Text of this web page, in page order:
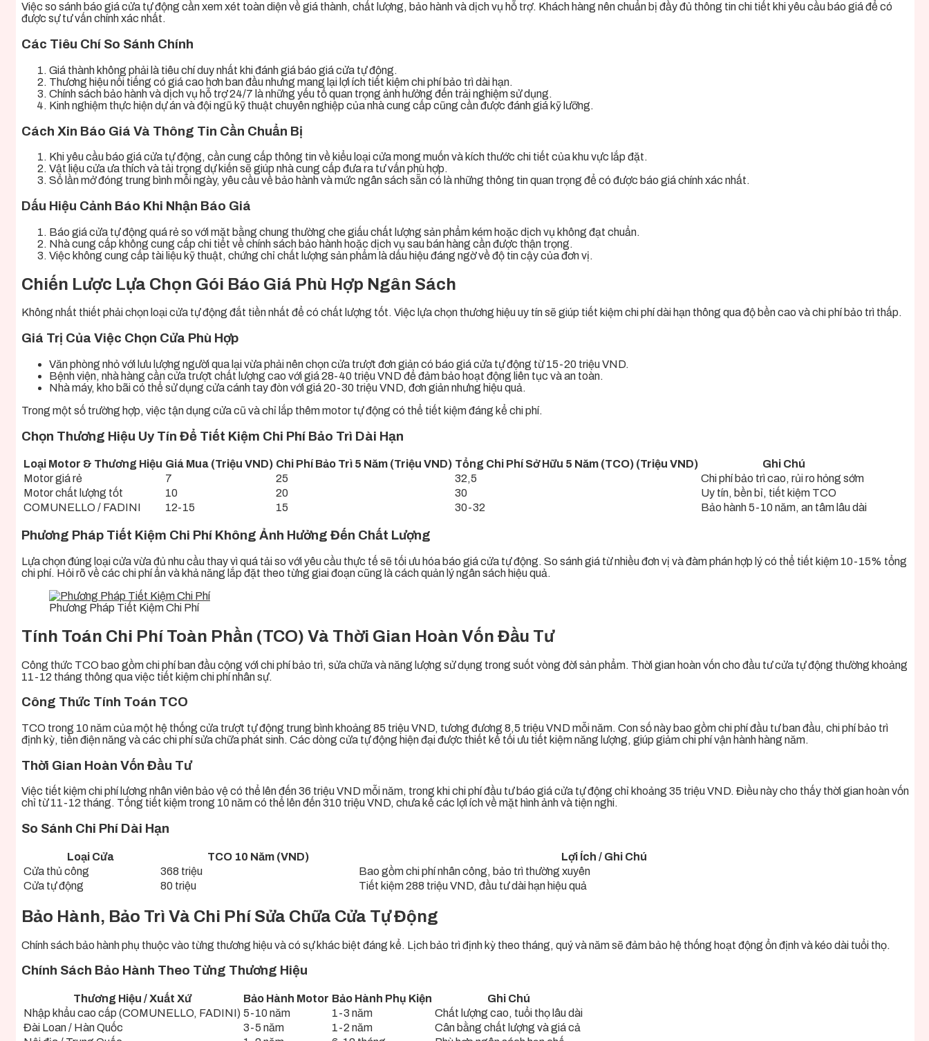
Việc so sánh báo giá cửa tự động cần xem xét toàn diện về giá thành, chất lượng, bảo hành và dịch vụ hỗ trợ. Khách hàng nên chuẩn bị đầy đủ thông tin chi tiết khi yêu cầu báo giá để có
được sự tư vấn chính xác nhất.
Các Tiêu Chí So Sánh Chính
Giá thành không phải là tiêu chí duy nhất khi đánh giá báo giá cửa tự động.
Thương hiệu nổi tiếng có giá cao hơn ban đầu nhưng mang lại lợi ích tiết kiệm chi phí bảo trì dài hạn.
Chính sách bảo hành và dịch vụ hỗ trợ 24/7 là những yếu tố quan trọng ảnh hưởng đến trải nghiệm sử dụng.
Kinh nghiệm thực hiện dự án và đội ngũ kỹ thuật chuyên nghiệp của nhà cung cấp cũng cần được đánh giá kỹ lưỡng.
Cách Xin Báo Giá Và Thông Tin Cần Chuẩn Bị
Khi yêu cầu báo giá cửa tự động, cần cung cấp thông tin về kiểu loại cửa mong muốn và kích thước chi tiết của khu vực lắp đặt.
Vật liệu cửa ưa thích và tải trọng dự kiến sẽ giúp nhà cung cấp đưa ra tư vấn phù hợp.
Số lần mở đóng trung bình mỗi ngày, yêu cầu về bảo hành và mức ngân sách sẵn có là những thông tin quan trọng để có được báo giá chính xác nhất.
Dấu Hiệu Cảnh Báo Khi Nhận Báo Giá
Báo giá cửa tự động quá rẻ so với mặt bằng chung thường che giấu chất lượng sản phẩm kém hoặc dịch vụ không đạt chuẩn.
Nhà cung cấp không cung cấp chi tiết về chính sách bảo hành hoặc dịch vụ sau bán hàng cần được thận trọng.
Việc không cung cấp tài liệu kỹ thuật, chứng chỉ chất lượng sản phẩm là dấu hiệu đáng ngờ về độ tin cậy của đơn vị.
Chiến Lược Lựa Chọn Gói Báo Giá Phù Hợp Ngân Sách
Không nhất thiết phải chọn loại cửa tự động đắt tiền nhất để có chất lượng tốt. Việc lựa chọn thương hiệu uy tín sẽ giúp tiết kiệm chi phí dài hạn thông qua độ bền cao và chi phí bảo trì thấp.
Giá Trị Của Việc Chọn Cửa Phù Hợp
Văn phòng nhỏ với lưu lượng người qua lại vừa phải nên chọn cửa trượt đơn giản có báo giá cửa tự động từ 15-20 triệu VND.
Bệnh viện, nhà hàng cần cửa trượt chất lượng cao với giá 28-40 triệu VND để đảm bảo hoạt động liên tục và an toàn.
Nhà máy, kho bãi có thể sử dụng cửa cánh tay đòn với giá 20-30 triệu VND, đơn giản nhưng hiệu quả.
Trong một số trường hợp, việc tận dụng cửa cũ và chỉ lắp thêm motor tự động có thể tiết kiệm đáng kể chi phí.
Chọn Thương Hiệu Uy Tín Để Tiết Kiệm Chi Phí Bảo Trì Dài Hạn
Loại Motor & Thương Hiệu Giá Mua (Triệu VND) Chi Phí Bảo Trì 5 Năm (Triệu VND) Tổng Chi Phí Sở Hữu 5 Năm (TCO) (Triệu VND)
Ghi Chú
Motor giá rẻ
7 25 32,5
Chi phí bảo trì cao, rủi ro hỏng sớm
Motor chất lượng tốt
10 20 30
Uy tín, bền bỉ, tiết kiệm TCO
COMUNELLO / FADINI
12-15 15 30-32 Bảo hành 5-10 năm, an tâm lâu dài
Phương Pháp Tiết Kiệm Chi Phí Không Ảnh Hưởng Đến Chất Lượng
Lựa chọn đúng loại cửa vừa đủ nhu cầu thay vì quá tải so với yêu cầu thực tế sẽ tối ưu hóa báo giá cửa tự động. So sánh giá từ nhiều đơn vị và đàm phán hợp lý có thể tiết kiệm 10-15% tổng
chi phí. Hỏi rõ về các chi phí ẩn và khả năng lắp đặt theo từng giai đoạn cũng là cách quản lý ngân sách hiệu quả.
Phương Pháp Tiết Kiệm Chi Phí
Tính Toán Chi Phí Toàn Phần (TCO) Và Thời Gian Hoàn Vốn Đầu Tư
Công thức TCO bao gồm chi phí ban đầu cộng với chi phí bảo trì, sửa chữa và năng lượng sử dụng trong suốt vòng đời sản phẩm. Thời gian hoàn vốn cho đầu tư cửa tự động thường khoảng
11-12 tháng thông qua việc tiết kiệm chi phí nhân sự.
Công Thức Tính Toán TCO
TCO trong 10 năm của một hệ thống cửa trượt tự động trung bình khoảng 85 triệu VND, tương đương 8,5 triệu VND mỗi năm. Con số này bao gồm chi phí đầu tư ban đầu, chi phí bảo trì
định kỳ, tiền điện năng và các chi phí sửa chữa phát sinh. Các dòng cửa tự động hiện đại được thiết kế tối ưu tiết kiệm năng lượng, giúp giảm chi phí vận hành hàng năm.
Thời Gian Hoàn Vốn Đầu Tư
Việc tiết kiệm chi phí lương nhân viên bảo vệ có thể lên đến 36 triệu VND mỗi năm, trong khi chi phí đầu tư báo giá cửa tự động chỉ khoảng 35 triệu VND. Điều này cho thấy thời gian hoàn vốn
chỉ từ 11-12 tháng. Tổng tiết kiệm trong 10 năm có thể lên đến 310 triệu VND, chưa kể các lợi ích về mặt hình ảnh và tiện nghi.
So Sánh Chi Phí Dài Hạn
Loại Cửa TCO 10 Năm (VND)
Lợi Ích / Ghi Chú
Cửa thủ công
368 triệu
Bao gồm chi phí nhân công, bảo trì thường xuyên
Cửa tự động
80 triệu Tiết kiệm 288 triệu VND, đầu tư dài hạn hiệu quả
Bảo Hành, Bảo Trì Và Chi Phí Sửa Chữa Cửa Tự Động
Chính sách bảo hành phụ thuộc vào từng thương hiệu và có sự khác biệt đáng kể. Lịch bảo trì định kỳ theo tháng, quý và năm sẽ đảm bảo hệ thống hoạt động ổn định và kéo dài tuổi thọ.
Chính Sách Bảo Hành Theo Từng Thương Hiệu
Thương Hiệu / Xuất Xứ Bảo Hành Motor Bảo Hành Phụ Kiện
Ghi Chú
Nhập khẩu cao cấp (COMUNELLO, FADINI) 5-10 năm 1-3 năm
Chất lượng cao, tuổi thọ lâu dài
Đài Loan / Hàn Quốc
3-5 năm 1-2 năm
Cân bằng chất lượng và giá cả